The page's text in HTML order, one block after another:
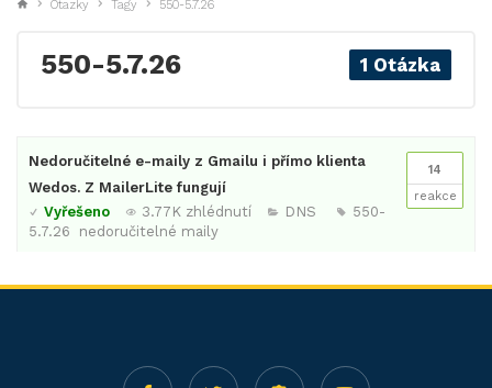
Otazky Tagy 550-5.7.26
550-5.7.26 1 Otázka
14
reakce
Nedoručitelné e-maily z Gmailu i přímo klienta
Wedos. Z MailerLite fungují
Vyřešeno
3.77K zhlédnutí DNS
550-
5.7.26
nedoručitelné maily